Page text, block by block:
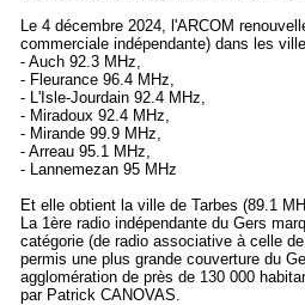
Le 4 décembre 2024, l'ARCOM
commerciale indépendante) dans les
- Auch 92.3 MHz,
- Fleurance 96.4 MHz,
- L'Isle-Jourdain 92.4 MHz,
- Miradoux 92.4 MHz,
- Mirande 99.9 MHz,
- Arreau 95.1 MHz,
- Lannemezan 95 MHz
Et elle obtient la ville de Tarbes (89.1
La 1ère radio indépendante du Gers
catégorie (de radio associative à celle
permis une plus grande couverture du
agglomération de près de 130 000
par Patrick CANOVAS.